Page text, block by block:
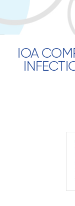
IOA